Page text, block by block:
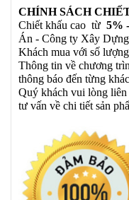
CHÍNH SÁCH
Chiết khấu cao từ 5%
Án - Công ty Xây
Khách mua với số
Thông tin về chương
thông báo đến từng
Quý khách vui lòng
tư vấn về chi tiết sản